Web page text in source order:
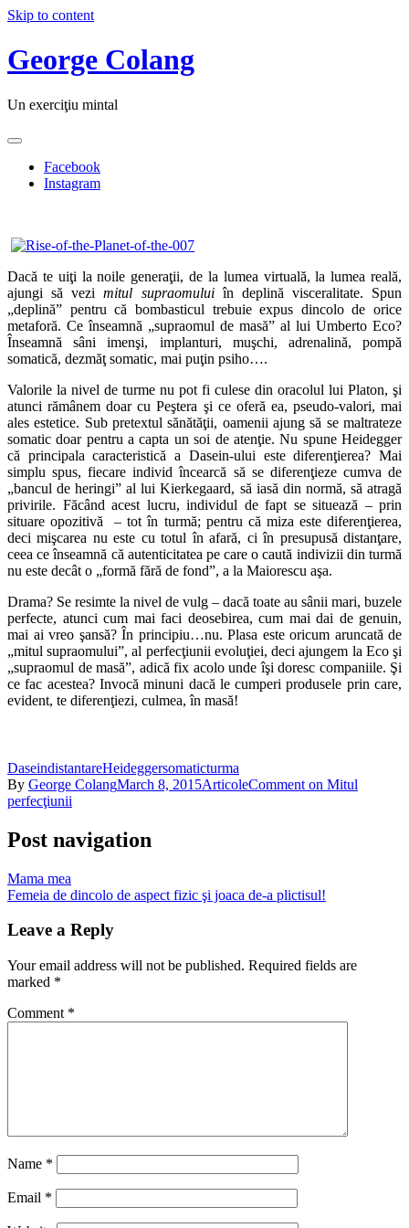
Skip to content
George Colang
Un exerciţiu mintal
Facebook
Instagram
Dacă te uiţi la noile generaţii, de la lumea virtuală, la lumea reală,
ajungi să vezimitul supraomuluiîn deplină visceralitate. Spun
„deplină” pentru că bombasticul trebuie expus dincolo de orice
metaforă. Ce înseamnă „supraomul de masă” al lui Umberto Eco?
Înseamnă sâni imenşi, implanturi, muşchi, adrenalină, pompă
somatică, dezmăţ somatic, mai puţin psiho….
Valorile la nivel de turme nu pot fi culese din oracolul lui Platon, şi
atunci rămânem doar cu Peştera şi ce oferă ea, pseudo-valori, mai
ales estetice. Sub pretextul sănătăţii, oamenii ajung să se maltrateze
somatic doar pentru a capta un soi de atenţie. Nu spune Heidegger
că principala caracteristică a Dasein-ului este diferenţierea? Mai
simplu spus, fiecare individ încearcă să se diferenţieze cumva de
„bancul de heringi” al lui Kierkegaard, să iasă din normă, să atragă
privirile. Făcând acest lucru, individul de fapt se situează – prin
situare opozitivă – tot în turmă; pentru că miza este diferenţierea,
deci mişcarea nu este cu totul în afară, ci în presupusă distanţare,
ceea ce înseamnă că autenticitatea pe care o caută indivizii din turmă
nu este decât o „formă fără de fond”, a la Maiorescu aşa.
Drama? Se resimte la nivel de vulg – dacă toate au sânii mari, buzele
perfecte, atunci cum mai faci deosebirea, cum mai dai de genuin,
mai ai vreo şansă? În principiu…nu. Plasa este oricum aruncată de
„mitul supraomului”, al perfecţiunii evoluţiei, deci ajungem la Eco şi
„supraomul de masă”, adică fix acolo unde îşi doresc companiile. Şi
ce fac acestea? Invocă minuni dacă le cumperi produsele prin care,
evident, te diferenţiezi, culmea, în masă!
DaseindistantareHeideggersomaticturma
By George ColangMarch 8, 2015ArticoleComment on Mitul
perfecţiunii
Post navigation
Mama mea
Femeia de dincolo de aspect fizic şi joaca de-a plictisul!
Leave a Reply
Your email address will not be published. Required fields are
marked *
Comment *
Name *
Email *